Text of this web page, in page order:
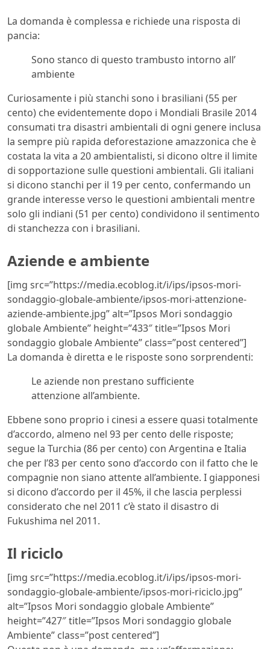
La domanda è complessa e richiede una risposta di
pancia:
Sono stanco di questo trambusto intorno all’
ambiente
Curiosamente i più stanchi sono i brasiliani (55 per
cento) che evidentemente dopo i Mondiali Brasile 2014
consumati tra disastri ambientali di ogni genere inclusa
la sempre più rapida deforestazione amazzonica che è
costata la vita a 20 ambientalisti, si dicono oltre il limite
di sopportazione sulle questioni ambientali. Gli italiani
si dicono stanchi per il 19 per cento, confermando un
grande interesse verso le questioni ambientali mentre
solo gli indiani (51 per cento) condividono il sentimento
di stanchezza con i brasiliani.
Aziende e ambiente
[img src=”https://media.ecoblog.it/i/ips/ipsos-mori-
sondaggio-globale-ambiente/ipsos-mori-attenzione-
aziende-ambiente.jpg” alt=”Ipsos Mori sondaggio
globale Ambiente” height=”433″ title=”Ipsos Mori
sondaggio globale Ambiente” class=”post centered”]
La domanda è diretta e le risposte sono sorprendenti:
Le aziende non prestano sufficiente
attenzione all’ambiente.
Ebbene sono proprio i cinesi a essere quasi totalmente
d’accordo, almeno nel 93 per cento delle risposte;
segue la Turchia (86 per cento) con Argentina e Italia
che per l’83 per cento sono d’accordo con il fatto che le
compagnie non siano attente all’ambiente. I giapponesi
si dicono d’accordo per il 45%, il che lascia perplessi
considerato che nel 2011 c’è stato il disastro di
Fukushima nel 2011.
Il riciclo
[img src=”https://media.ecoblog.it/i/ips/ipsos-mori-
sondaggio-globale-ambiente/ipsos-mori-riciclo.jpg”
alt=”Ipsos Mori sondaggio globale Ambiente”
height=”427″ title=”Ipsos Mori sondaggio globale
Ambiente” class=”post centered”]